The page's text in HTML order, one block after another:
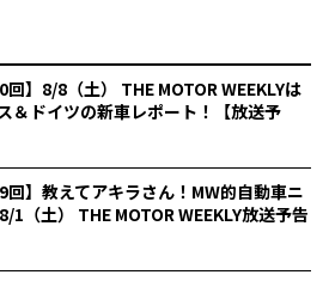
回】8/8（土） THE MOTOR WEEKLYは
＆ドイツの新車レポート！【放送予
回】教えてアキラさん！MW的自動車ニ
1（土） THE MOTOR WEEKLY放送予告